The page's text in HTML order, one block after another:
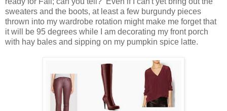
sweaters and the boots, at least a few burgundy pieces
thrown into my wardrobe rotation might make me forget that
it will be 95 degrees while I am decorating my front porch
with hay bales and sipping on my pumpkin spice latte.